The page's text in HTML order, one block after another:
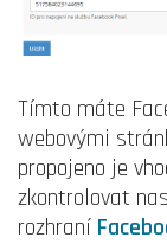
Tímto máte
webovými
propojeno je
zkontrolovat
rozhraní